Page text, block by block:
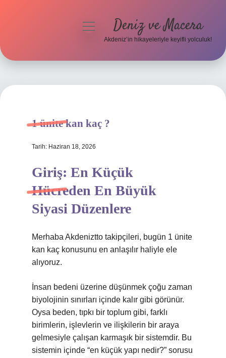
Hakkımızda
menüyü Deniz ve Macera
Akdeniz’in hikayeleriyle keyifli yolculuk!
1 ünite kan kaç ?
Tarih: Haziran 18, 2026
Giriş: En Küçük
Hücreden En Büyük
Siyasi Düzenlere
Merhaba Akdeniztto takipçileri, bugün 1 ünite
kan kaç konusunu en anlaşılır haliyle ele
alıyoruz.
İnsan bedeni üzerine düşünmek çoğu zaman
biyolojinin sınırları içinde kalır gibi görünür.
Oysa beden, tıpkı bir toplum gibi, farklı
birimlerin, işlevlerin ve ilişkilerin bir araya
gelmesiyle çalışan karmaşık bir sistemdir. Bu
sistemin içinde “en küçük yapı nedir?” sorusu